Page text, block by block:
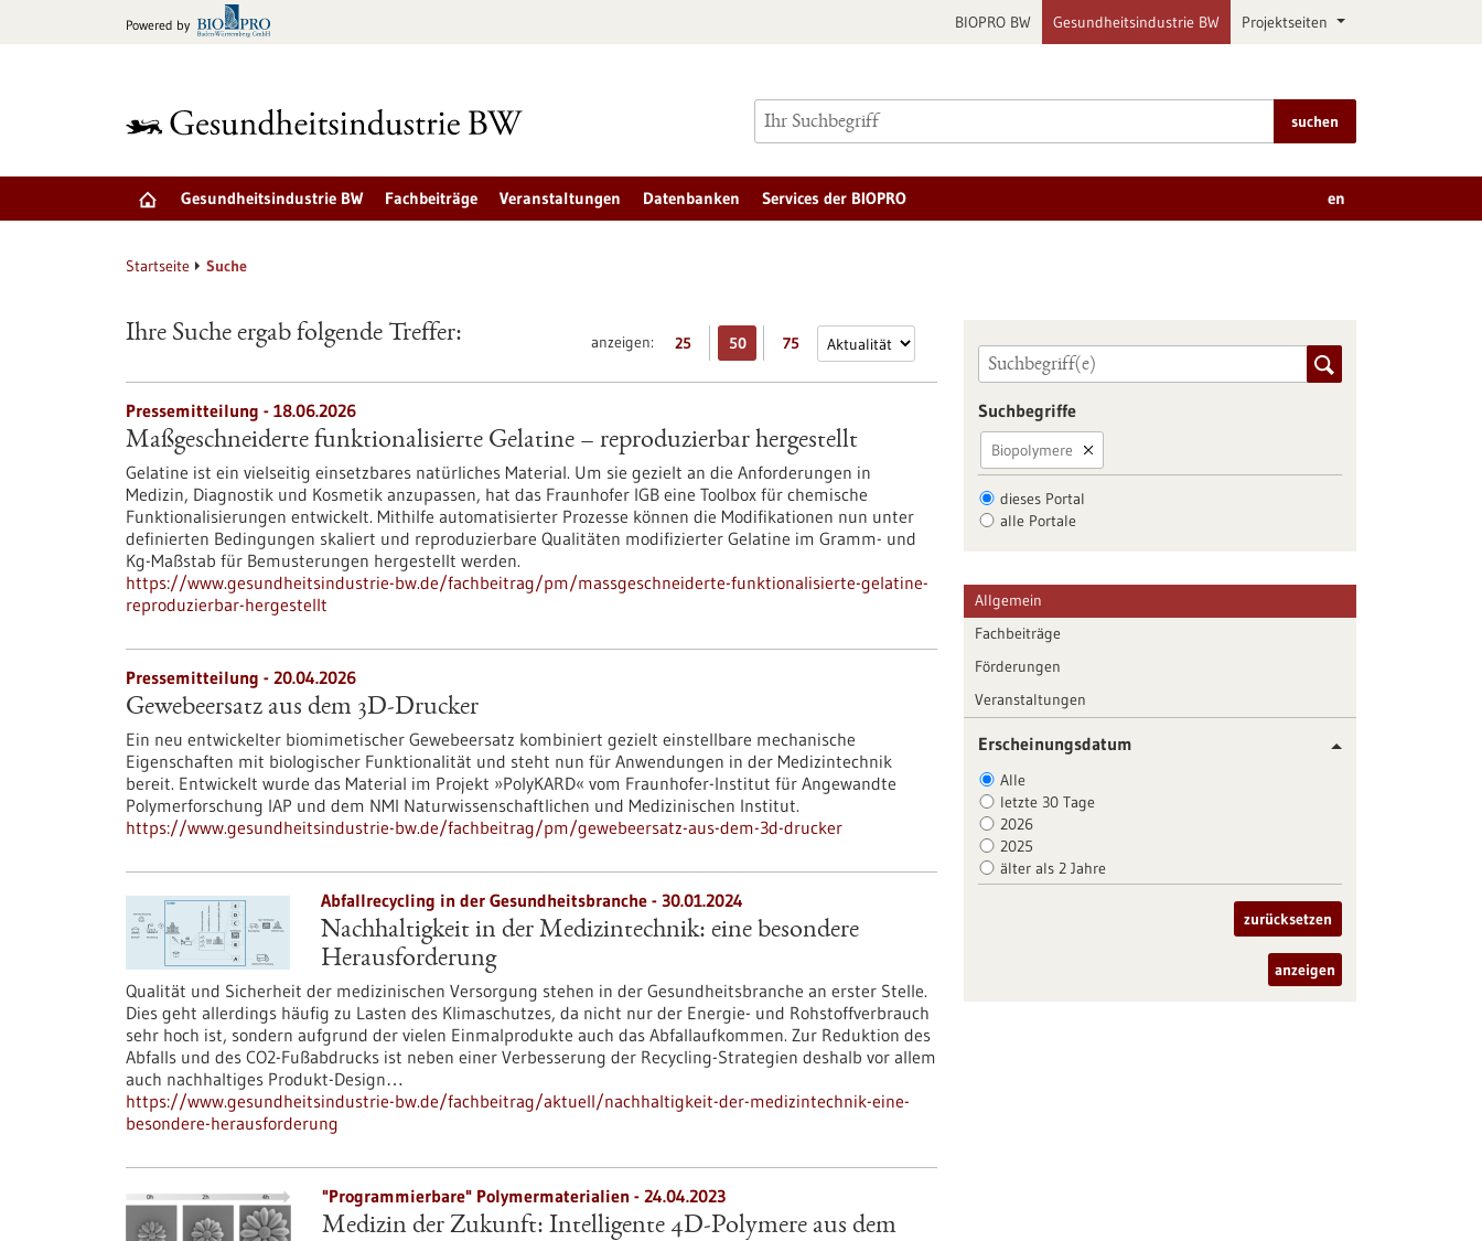
Powered by BIOPRO BW Gesundheitsindustrie BW Projektseiten
suchen
Gesundheitsindustrie BW Fachbeiträge Veranstaltungen Datenbanken Services der BIOPRO en
Startseite Suche
anzeigen: 25 50 75
Ihre Suche ergab folgende Treffer:
Pressemitteilung - 18.06.2026
Maßgeschneiderte funktionalisierte Gelatine – reproduzierbar hergestellt
Gelatine ist ein vielseitig einsetzbares natürliches Material. Um sie gezielt an die Anforderungen in
Medizin, Diagnostik und Kosmetik anzupassen, hat das Fraunhofer IGB eine Toolbox für chemische
Funktionalisierungen entwickelt. Mithilfe automatisierter Prozesse können die Modifikationen nun unter
definierten Bedingungen skaliert und reproduzierbare Qualitäten modifizierter Gelatine im Gramm- und
Kg-Maßstab für Bemusterungen hergestellt werden.
https://www.gesundheitsindustrie-bw.de/fachbeitrag/pm/massgeschneiderte-funktionalisierte-gelatine-
reproduzierbar-hergestellt
Pressemitteilung - 20.04.2026
Gewebeersatz aus dem 3D-Drucker
Ein neu entwickelter biomimetischer Gewebeersatz kombiniert gezielt einstellbare mechanische
Eigenschaften mit biologischer Funktionalität und steht nun für Anwendungen in der Medizintechnik
bereit. Entwickelt wurde das Material im Projekt »PolyKARD« vom Fraunhofer-Institut für Angewandte
Polymerforschung IAP und dem NMI Naturwissenschaftlichen und Medizinischen Institut.
https://www.gesundheitsindustrie-bw.de/fachbeitrag/pm/gewebeersatz-aus-dem-3d-drucker
Abfallrecycling in der Gesundheitsbranche - 30.01.2024
Nachhaltigkeit in der Medizintechnik: eine besondere
Herausforderung
Qualität und Sicherheit der medizinischen Versorgung stehen in der Gesundheitsbranche an erster Stelle.
Dies geht allerdings häufig zu Lasten des Klimaschutzes, da nicht nur der Energie- und Rohstoffverbrauch
sehr hoch ist, sondern aufgrund der vielen Einmalprodukte auch das Abfallaufkommen. Zur Reduktion des
Abfalls und des CO2-Fußabdrucks ist neben einer Verbesserung der Recycling-Strategien deshalb vor allem
auch nachhaltiges Produkt-Design…
https://www.gesundheitsindustrie-bw.de/fachbeitrag/aktuell/nachhaltigkeit-der-medizintechnik-eine-
besondere-herausforderung
"Programmierbare" Polymermaterialien - 24.04.2023
Medizin der Zukunft: Intelligente 4D-Polymere aus dem
Suchbegriffe
Biopolymere
dieses Portal
alle Portale
Allgemein
Fachbeiträge
Förderungen
Veranstaltungen
Erscheinungsdatum
Alle
letzte 30 Tage
2026
2025
älter als 2 Jahre
zurücksetzen
anzeigen